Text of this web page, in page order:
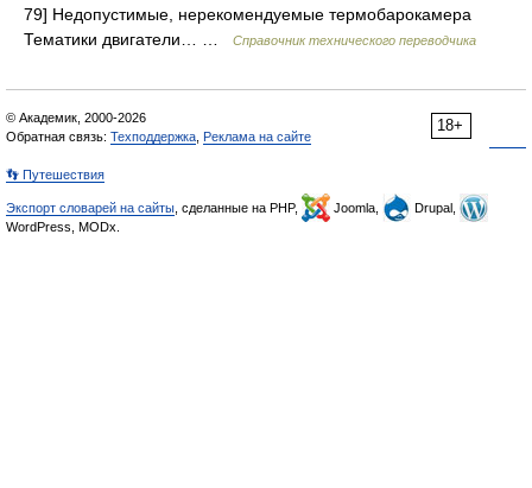
79] Недопустимые, нерекомендуемые термобарокамера
Тематики двигатели… …
Справочник технического переводчика
18+
© Академик, 2000-2026
Обратная связь: Техподдержка Реклама на сайте
👣 Путешествия
Экспорт словарей на сайты , сделанные на PHP, Joomla,
Drupal,
WordPress, MODx.